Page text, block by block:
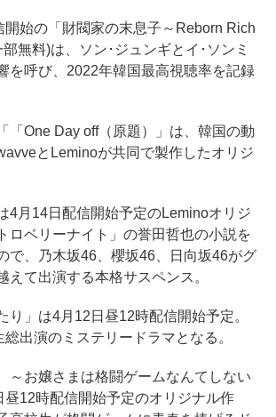
開始の「財閥家の末息子～Reborn Rich
無料)は、ソン･ジュンギとイ･ソンミ
を呼び、2022年韓国最高視聴率を記録
「One Day off（原題）」は、韓国の動
とLeminoが共同で製作したオリジ
4月14日配信開始予定のLeminoオリジ
ロベリーナイト」の誉田哲也の小説を
で、乃木坂46、櫻坂46、日向坂46がグ
えて出演する本格サスペンス。
り」は4月12日昼12時配信開始予定。
出演のミステリードラマとなる。
～お嬢さまは格闘ゲームなんてしない
昼12時配信開始予定のオリジナル作